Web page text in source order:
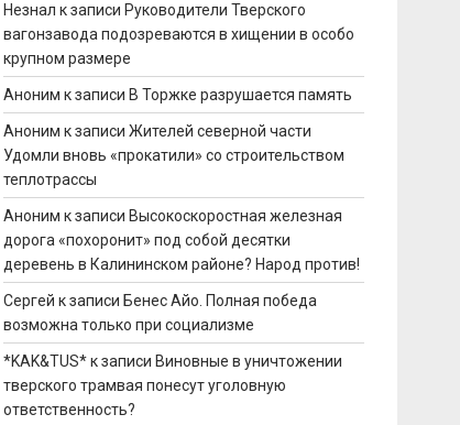
Незнал к записи Руководители Тверского
вагонзавода подозреваются в хищении в особо
крупном размере
Аноним к записи В Торжке разрушается память
Аноним к записиЖителей северной части
Удомли вновь «прокатили» со строительством
теплотрассы
Аноним к записи Высокоскоростная железная
дорога «похоронит» под собой десятки
деревень в Калининском районе? Народ против!
Сергей к записи Бенес Айо. Полная победа
возможна только при социализме
*KAK&TUS*к записи Виновные в уничтожении
тверского трамвая понесут уголовную
ответственность?